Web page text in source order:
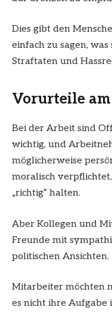
Dies gibt den
einfach zu sagen,
Straftaten und
Vorurteile
Bei der Arbeit sind
wichtig, und
möglicherweise
moralisch
„richtig“ halten.
Aber Kollegen und
Freunde mit
politischen Ansichten.
Mitarbeiter möchten
es nicht ihre Aufgabe